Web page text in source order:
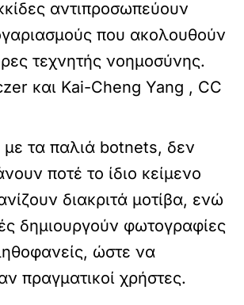
αντιπροσωπεύουν
που ακολουθούν
τεχνητής νοημοσύνης.
και Kai-Cheng Yang , CC
με τα παλιά botnets, δεν
ποτέ το ίδιο κείμενο
διακριτά μοτίβα, ενώ
δημιουργούν φωτογραφίες
ώστε να
πραγματικοί χρήστες.